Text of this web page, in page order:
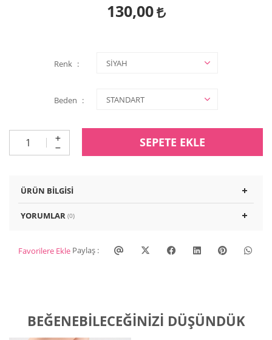
130,00
Renk
Beden
SEPETE EKLE
ÜRÜN BILGISI
YORUMLAR (0)
Favorilere Ekle Paylaş :
BEĞENEBILECEĞINIZI DÜŞÜNDÜK